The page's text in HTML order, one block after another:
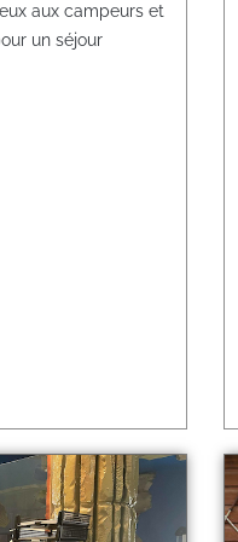
aux campeurs et
un séjour